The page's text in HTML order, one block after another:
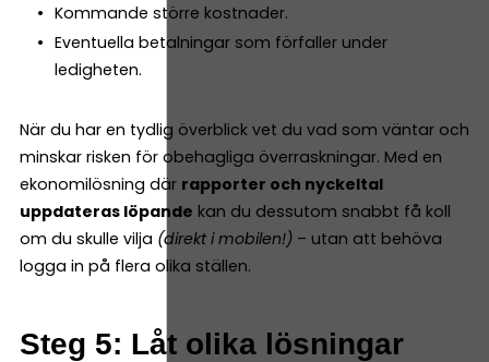
Kommande större kostnader.
Eventuella betalningar som förfaller under
ledigheten.
När du har en tydlig överblick vet du vad som väntar och
minskar risken för obehagliga överraskningar. Med en
ekonomilösning där rapporter och nyckeltal
uppdateras löpande kan du dessutom snabbt få koll
om du skulle vilja (direkt i mobilen!) – utan att behöva
logga in på flera olika ställen.
Steg 5: Låt olika lösningar